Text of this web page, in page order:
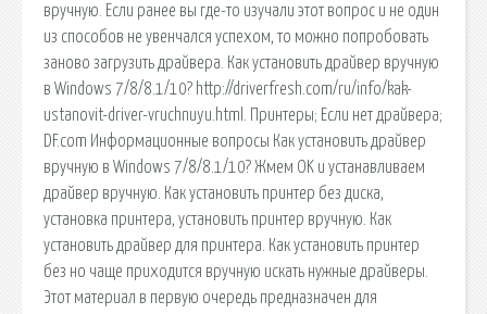
вручную. Если ранее вы где-то изучали этот вопрос и не один
из способов не увенчался успехом, то можно попробовать
заново загрузить драйвера. Как установить драйвер вручную
в Windows 7/8/8.1/10? http://driverfresh.com/ru/info/kak-
ustanovit-driver-vruchnuyu.html. Принтеры; Если нет драйвера;
DF.com Информационные вопросы Как установить драйвер
вручную в Windows 7/8/8.1/10? Жмем OK и устанавливаем
драйвер вручную. Как установить принтер без диска,
установка принтера, установить принтер вручную. Как
установить драйвер для принтера. Как установить принтер
без но чаще приходится вручную искать нужные драйверы.
Этот материал в первую очередь предназначен для